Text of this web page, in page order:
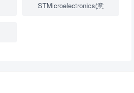
STMicroelectronics(意